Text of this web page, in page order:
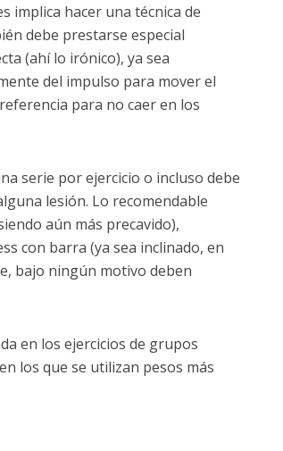
implica hacer una técnica de
debe prestarse especial
(ahí lo irónico), ya sea
del impulso para mover el
para no caer en los
serie por ejercicio o incluso debe
lesión. Lo recomendable
aún más precavido),
con barra (ya sea inclinado, en
bajo ningún motivo deben
en los ejercicios de grupos
los que se utilizan pesos más